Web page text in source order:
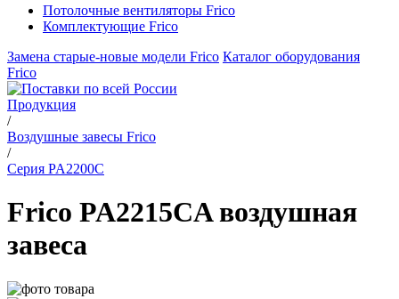
Потолочные вентиляторы Frico
Комплектующие Frico
Замена старые-новые модели Frico Каталог оборудования
Frico
Продукция
/
Воздушные завесы Frico
/
Серия PA2200C
Frico PA2215CA воздушная
завеса